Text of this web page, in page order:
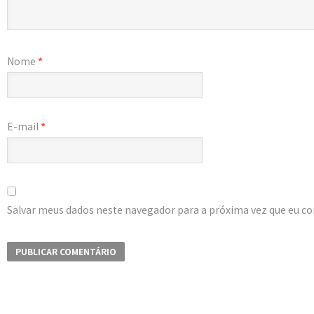
Nome *
E-mail*
Salvar meus dados neste navegador para a próxima vez que eu